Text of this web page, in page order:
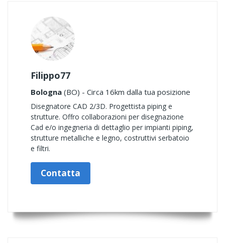
Filippo77
Bologna (BO) - Circa 16km dalla tua posizione
Disegnatore CAD 2/3D. Progettista piping e
strutture. Offro collaborazioni per disegnazione
Cad e/o ingegneria di dettaglio per impianti piping,
strutture metalliche e legno, costruttivi serbatoio
e filtri.
Contatta